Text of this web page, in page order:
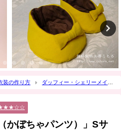
装の作り方
ダッフィー・シェリーメイ
★★★☆☆
かぼちゃパンツ）」Sサ